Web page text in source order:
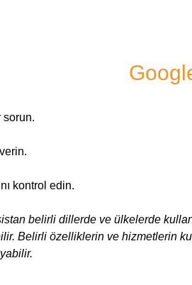
sorun.
kontrol edin.
belirli dillerde ve ülkelerde
Belirli özelliklerin ve hizmetlerin